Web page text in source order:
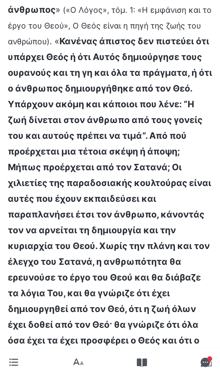
άνθρωπος» («Ο Λόγος», τόμ. 1: «Η εμφάνιση και το
έργο του Θεού», Ο Θεός είναι η πηγή της ζωής του
ανθρώπου). «Κανένας άπιστος δεν πιστεύει ότι
υπάρχει Θεός ή ότι Αυτός δημιούργησε τους
ουρανούς και τη γη και όλα τα πράγματα, ή ότι
ο άνθρωπος δημιουργήθηκε από τον Θεό.
Υπάρχουν ακόμη και κάποιοι που λένε: “Η
ζωή δίνεται στον άνθρωπο από τους γονείς
του και αυτούς πρέπει να τιμά”. Από πού
προέρχεται μια τέτοια σκέψη ή άποψη;
Μήπως προέρχεται από τον Σατανά; Οι
χιλιετίες της παραδοσιακής κουλτούρας είναι
αυτές που έχουν εκπαιδεύσει και
παραπλανήσει έτσι τον άνθρωπο, κάνοντάς
τον να αρνείται τη δημιουργία και την
κυριαρχία του Θεού. Χωρίς την πλάνη και τον
έλεγχο του Σατανά, η ανθρωπότητα θα
ερευνούσε το έργο του Θεού και θα διάβαζε
τα λόγια Του, και θα γνώριζε ότι έχει
δημιουργηθεί από τον Θεό, ότι η ζωή όλων
έχει δοθεί από τον Θεό· θα γνώριζε ότι όλα
όσα έχει τα έχει προσφέρει ο Θεός και ότι ο
Θεός είναι Αυτός τον οποίο πρέπει να